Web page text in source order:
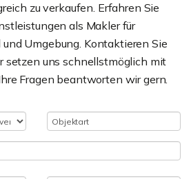
zu verkaufen. Erfahren Sie
als Makler für
Umgebung. Kontaktieren Sie
setzen uns schnellstmöglich mit
Fragen beantworten wir gern.